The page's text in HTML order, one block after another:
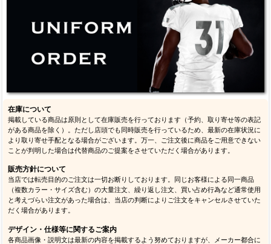
在庫について
掲載している商品は原則として在庫販売を行っております（予約、取り寄せ等の表記
がある商品を除く）。ただし店頭でも同時販売を行っているため、最新の在庫状況に
より取り寄せ手配となる場合がございます。万一、ご注文後に商品をご用意できない
ことが判明した場合は代替商品のご提案をさせていただく場合があります。
販売方針について
当店では転売目的のご注文は一切お断りしております。同じお客様による同一商品
（複数カラー・サイズ含む）の大量注文、繰り返し注文、買い占め行為など通常使用
と考えづらい注文があった場合は、当店の判断によりご注文をキャンセルさせていた
だく場合があります。
デザイン・仕様等に関するご案内
各商品画像・説明文は最新の内容を掲載するよう努めておりますが、メーカー都合に